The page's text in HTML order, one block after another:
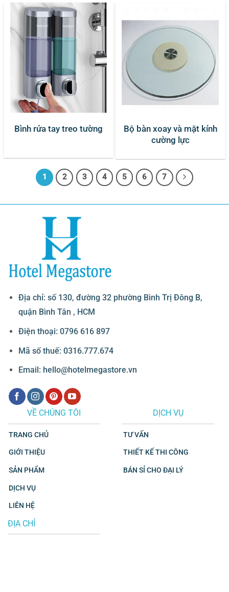
Bình rửa tay treo tường
Bộ bàn xoay và mặt kính
cường lực
1 2 3 4 5 6 7
Địa chỉ: số 130, đường 32 phường Bình Trị Đông B,
quận Bình Tân , HCM
Điện thoại: 0796 616 897
Mã số thuế: 0316.777.674
Email: hello@hotelmegastore.vn
VỀ CHÚNG TÔI
TRANG CHỦ
GIỚI THIỆU
SẢN PHẨM
DỊCH VỤ
LIÊN HỆ
DỊCH VỤ
TƯ VẤN
THIẾT KẾ THI CÔNG
BÁN SỈ CHO ĐẠI LÝ
ĐỊA CHỈ